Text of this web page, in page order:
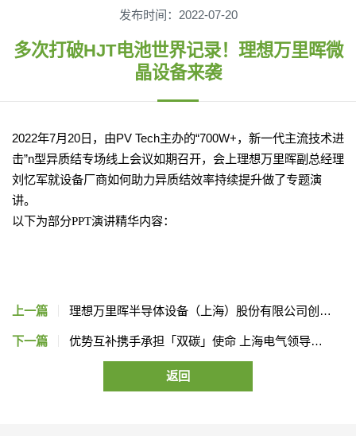
发布时间：2022-07-20
多次打破HJT电池世界记录！理想万里晖微
晶设备来袭
2022年7月20日，由PV Tech主办的“700W+，新一代主流技术进
击”n型异质结专场线上会议如期召开，会上理想万里晖副总经理
刘忆军就设备厂商如何助力异质结效率持续提升做了专题演
讲。
以下为部分PPT演讲精华内容：
上一篇
理想万里晖半导体设备（上海）股份有限公司创立
下一篇
优势互补携手承担「双碳」使命 上海电气领导赴
返回